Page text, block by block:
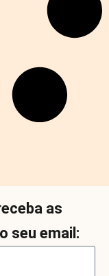
as
seu email: